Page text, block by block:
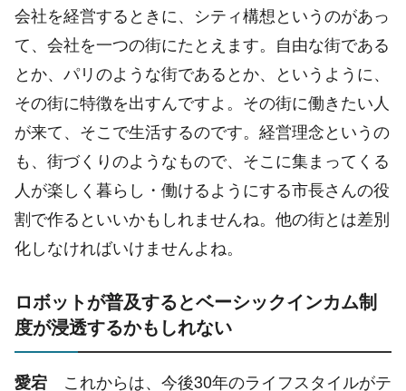
会社を経営するときに、シティ構想というのがあっ
て、会社を一つの街にたとえます。自由な街である
とか、パリのような街であるとか、というように、
その街に特徴を出すんですよ。その街に働きたい人
が来て、そこで生活するのです。経営理念というの
も、街づくりのようなもので、そこに集まってくる
人が楽しく暮らし・働けるようにする市長さんの役
割で作るといいかもしれませんね。他の街とは差別
化しなければいけませんよね。
ロボットが普及するとベーシックインカム制
度が浸透するかもしれない
愛宕 これからは、今後30年のライフスタイルがテ